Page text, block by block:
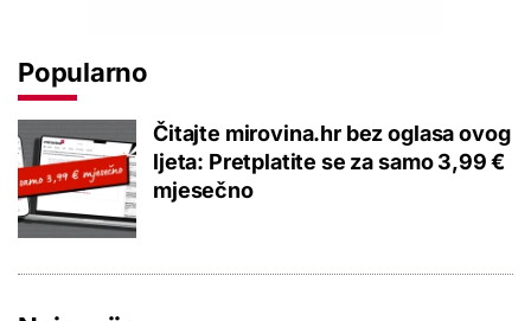
Popularno
Čitajte mirovina.hr bez oglasa ovog
ljeta: Pretplatite se za samo 3,99 €
mjesečno